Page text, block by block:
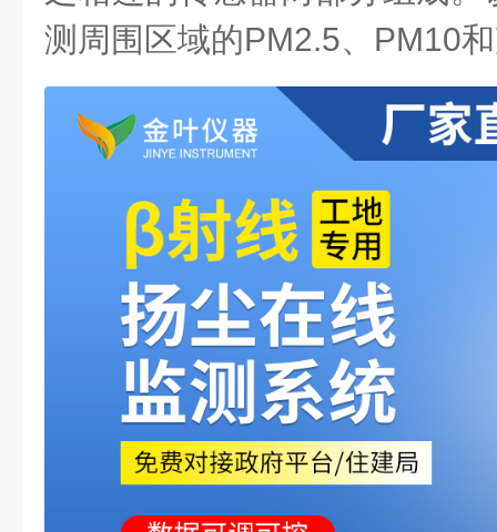
测周围区域的PM2.5、PM10